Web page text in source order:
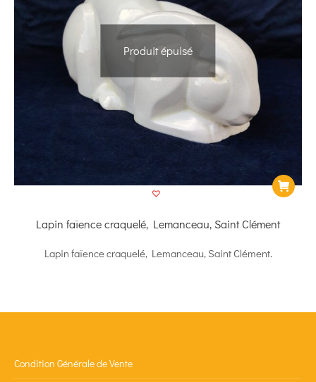
Produit épuisé
Lapin faïence craquelé, Lemanceau, Saint Clément
Lapin faïence craquelé, Lemanceau, Saint Clément.
Condition Générale de Vente